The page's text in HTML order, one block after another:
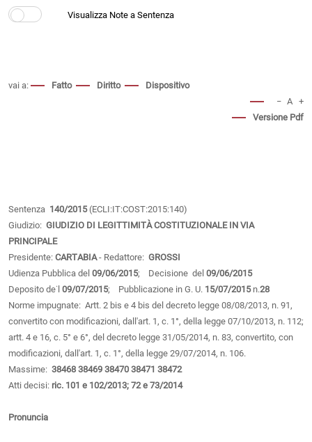
vai a: Fatto Diritto
Dispositivo
− A +
Versione Pdf
Sentenza 140/2015(ECLI:IT:COST:2015:140)
Giudizio: GIUDIZIO DI LEGITTIMITÀ COSTITUZIONALE IN VIA
PRINCIPALE
Presidente: CARTABIA- Redattore: GROSSI
Udienza Pubblica del 09/06/2015; Decisione del 09/06/2015
Deposito de˙l 09/07/2015; Pubblicazione in G. U. 15/07/2015n.28
Norme impugnate: Artt. 2 bis e 4 bis del decreto legge 08/08/2013, n. 91,
convertito con modificazioni, dall'art. 1, c. 1°, della legge 07/10/2013, n. 112;
artt. 4 e 16, c. 5° e 6°, del decreto legge 31/05/2014, n. 83, convertito, con
modificazioni, dall'art. 1, c. 1°, della legge 29/07/2014, n. 106.
Massime: 38468 38469 38470 38471 38472
Atti decisi: ric. 101 e 102/2013; 72 e 73/2014
Pronuncia